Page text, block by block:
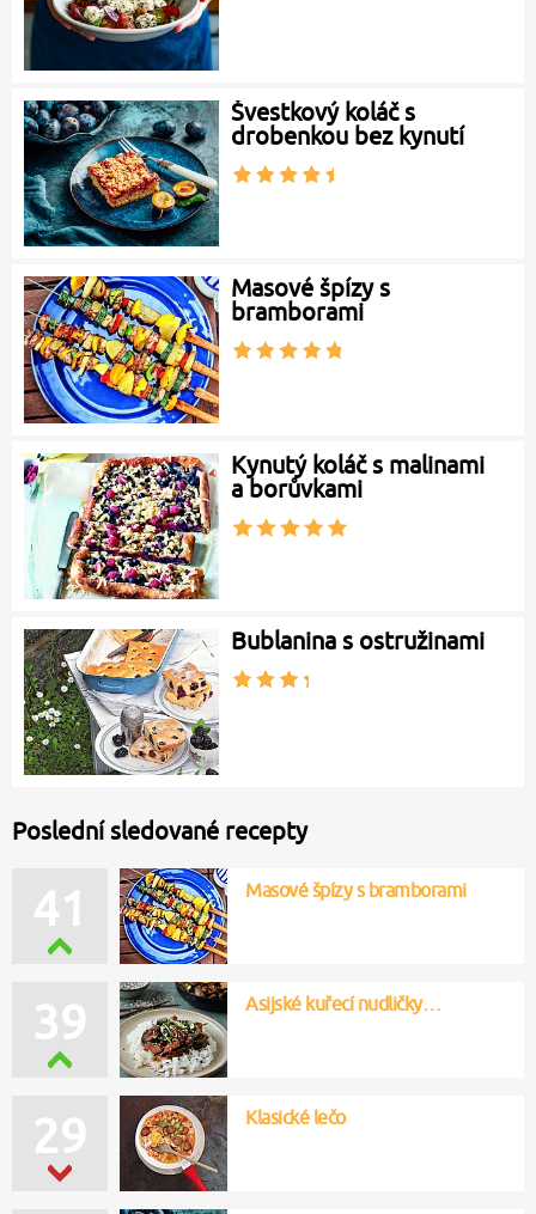
Švestkový koláč s
drobenkou bez kynutí
Masové špízy s
bramborami
Kynutý koláč s malinami
a borůvkami
Bublanina s ostružinami
Poslední sledované recepty
41 Masové špízy s bramborami
39 Asijské kuřecí nudličky…
29 Klasické lečo